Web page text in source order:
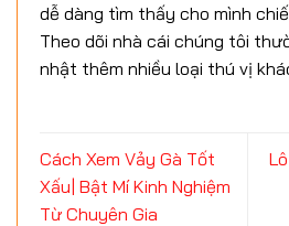
dễ dàng tìm thấy cho mình
Theo dõi nhà cái chúng tôi
nhật thêm nhiều loại thú vị
Cách Xem Vảy Gà Tốt
Xấu| Bật Mí Kinh Nghiệm
Từ Chuyên Gia